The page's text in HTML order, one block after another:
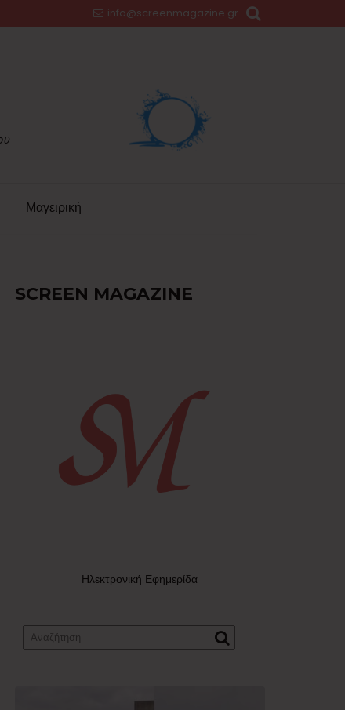
info@screenmagazine.gr
Μαγειρική
SCREEN MAGAZINE
Ηλεκτρονική Εφημερίδα